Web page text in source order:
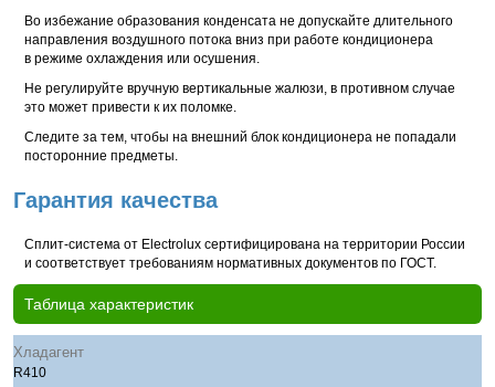
Во избежание образования конденсата не допускайте длительного
направления воздушного потока вниз при работе кондиционера
в режиме охлаждения или осушения.
Не регулируйте вручную вертикальные жалюзи, в противном случае
это может привести к их поломке.
Следите за тем, чтобы на внешний блок кондиционера не попадали
посторонние предметы.
Гарантия качества
Сплит-система от Electrolux сертифицирована на территории России
и соответствует требованиям нормативных документов по ГОСТ.
Таблица характеристик
Хладагент
R410